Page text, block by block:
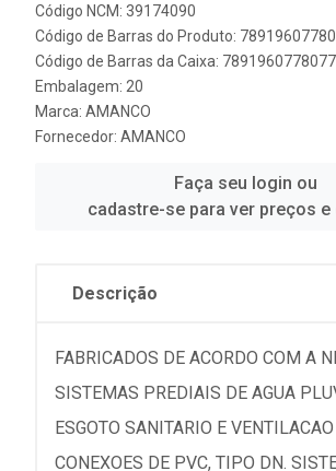
Código NCM: 39174090
Código de Barras do Produto:
Código de Barras da Caixa: 7891960778077
Embalagem: 20
Marca: AMANCO
Fornecedor: AMANCO
Faça seu login ou
cadastre-se para ver preços
Descrição
FABRICADOS DE ACORDO COM A
SISTEMAS PREDIAIS DE AGUA
ESGOTO SANITARIO E
CONEXOES DE PVC, TIPO DN.